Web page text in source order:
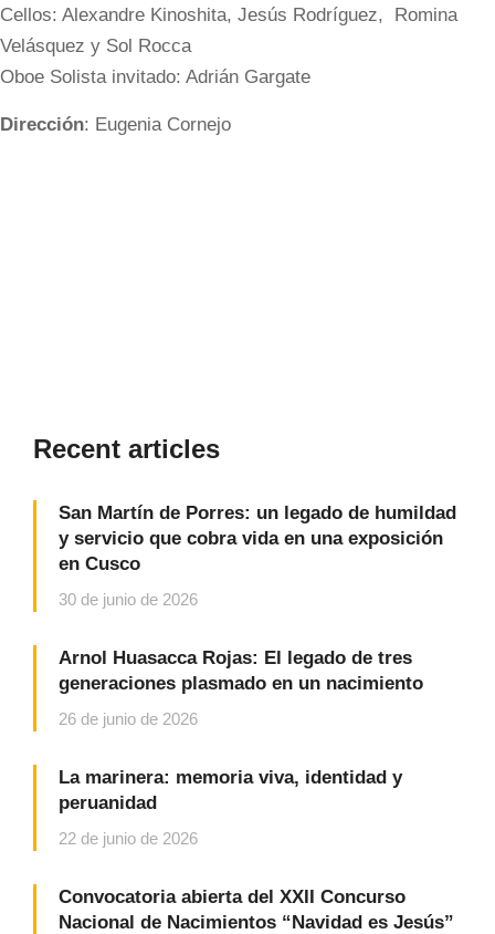
Cellos: Alexandre Kinoshita, Jesús Rodríguez, Romina
Velásquez y Sol Rocca
Oboe Solista invitado: Adrián Gargate
Dirección: Eugenia Cornejo
Recent articles
San Martín de Porres: un legado de humildad
y servicio que cobra vida en una exposición
en Cusco
30 de junio de 2026
Arnol Huasacca Rojas: El legado de tres
generaciones plasmado en un nacimiento
26 de junio de 2026
La marinera: memoria viva, identidad y
peruanidad
22 de junio de 2026
Convocatoria abierta del XXII Concurso
Nacional de Nacimientos “Navidad es Jesús”